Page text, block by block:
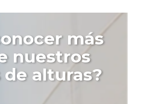
más
nuestros
alturas?